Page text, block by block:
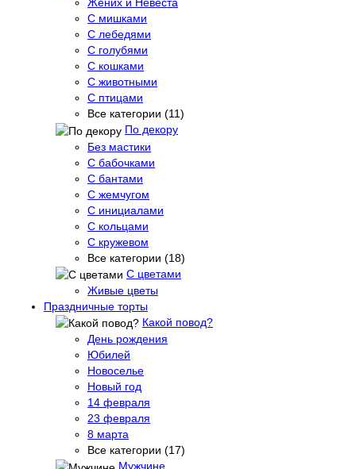
Жених и Невеста
С мишками
С лебедями
С голубями
С кошками
С животными
С птицами
Все категории (11)
По декору
Без мастики
С бабочками
С бантами
С жемчугом
С инициалами
С кольцами
С кружевом
Все категории (18)
С цветами
Живые цветы
Праздничные торты
Какой повод?
День рождения
Юбилей
Новоселье
Новый год
14 февраля
23 февраля
8 марта
Все категории (17)
Мужчине